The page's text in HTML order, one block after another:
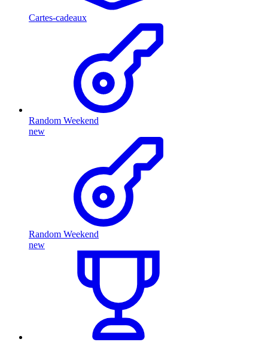
Cartes-cadeaux
Random Weekend
new
Random Weekend
new